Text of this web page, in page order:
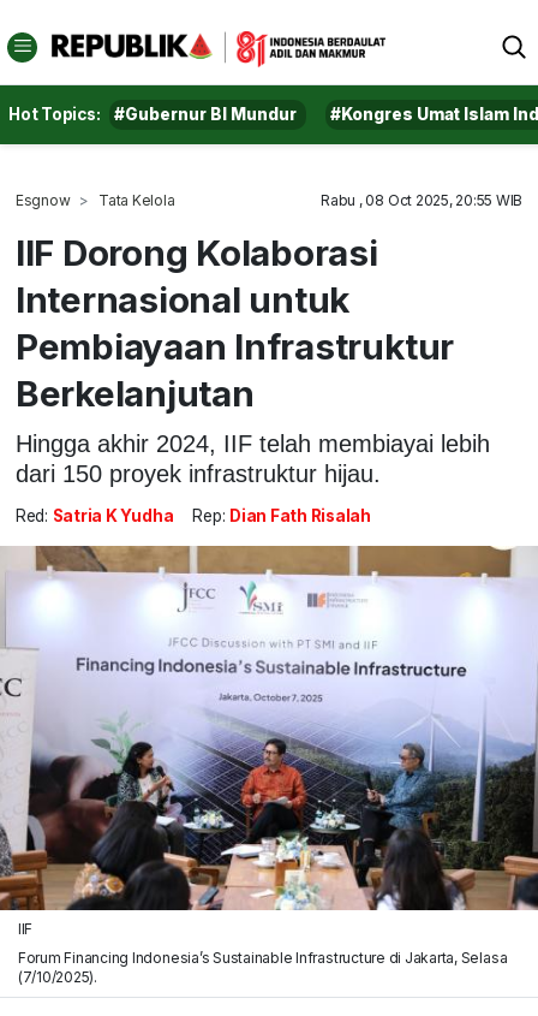
Hot Topics: #Gubernur BI Mundur #Kongres Umat Islam
Esgnow Tata Kelola Rabu , 08 Oct 2025, 20:55 WIB
IIF Dorong Kolaborasi
Internasional untuk
Pembiayaan Infrastruktur
Berkelanjutan
Hingga akhir 2024, IIF telah membiayai lebih
dari 150 proyek infrastruktur hijau.
Red: Satria K Yudha Rep: Dian Fath Risalah
IIF
Forum Financing Indonesia’s Sustainable Infrastructure di Jakarta, Selasa
(7/10/2025).